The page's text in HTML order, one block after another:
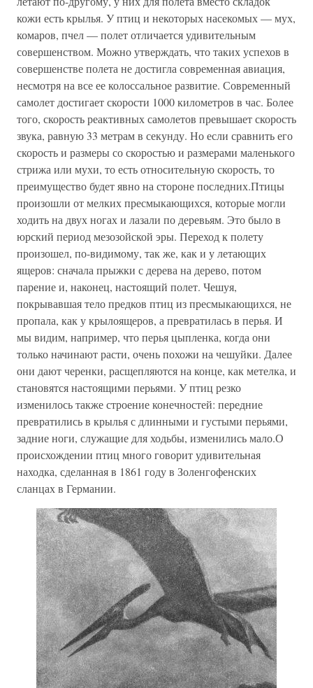
кожи есть крылья. У птиц и некоторых насекомых — мух,
комаров, пчел — полет отличается удивительным
совершенством. Можно утверждать, что таких успехов в
совершенстве полета не достигла современная авиация,
несмотря на все ее колоссальное развитие. Современный
самолет достигает скорости 1000 километров в час. Более
того, скорость реактивных самолетов превышает скорость
звука, равную 33 метрам в секунду. Но если сравнить его
скорость и размеры со скоростью и размерами маленького
стрижа или мухи, то есть относительную скорость, то
преимущество будет явно на стороне последних.Птицы
произошли от мелких пресмыкающихся, которые могли
ходить на двух ногах и лазали по деревьям. Это было в
юрский период мезозойской эры. Переход к полету
произошел, по-видимому, так же, как и у летающих
ящеров: сначала прыжки с дерева на дерево, потом
парение и, наконец, настоящий полет. Чешуя,
покрывавшая тело предков птиц из пресмыкающихся, не
пропала, как у крылоящеров, а превратилась в перья. И
мы видим, например, что перья цыпленка, когда они
только начинают расти, очень похожи на чешуйки. Далее
они дают черенки, расщепляются на конце, как метелка, и
становятся настоящими перьями. У птиц резко
изменилось также строение конечностей: передние
превратились в крылья с длинными и густыми перьями,
задние ноги, служащие для ходьбы, изменились мало.О
происхождении птиц много говорит удивительная
находка, сделанная в 1861 году в Золенгофенских
сланцах в Германии.